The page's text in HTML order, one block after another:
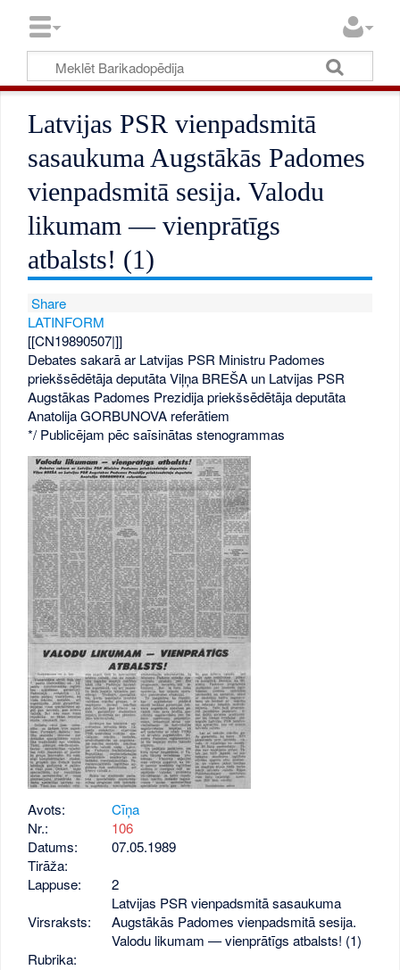
Latvijas PSR vienpadsmitā
sasaukuma Augstākās Padomes
vienpadsmitā sesija. Valodu
likumam — vienprātīgs
atbalsts! (1)
Share
LATINFORM
[[CN19890507|]]
Debates sakarā ar Latvijas PSR Ministru Padomes
priekšsēdētāja deputāta Viļņa BREŠA un Latvijas PSR
Augstākas Padomes Prezidija priekšsēdētāja deputāta
Anatolija GORBUNOVA referātiem
*/ Publicējam pēc saīsinātas stenogrammas
Avots:
Cīņa
Nr.:
106
Datums:
07.05.1989
Tirāža:
Lappuse:
2
Virsraksts:
Latvijas PSR vienpadsmitā sasaukuma
Augstākās Padomes vienpadsmitā sesija.
Valodu likumam — vienprātīgs atbalsts! (1)
Rubrika: